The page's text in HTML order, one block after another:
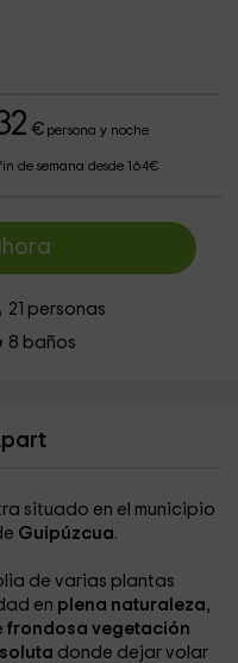
€persona y noche
de semana desde 164€
21
personas
8 baños
situado en el municipio
Guipúzcua.
de varias plantas
en plena naturaleza,
frondosa vegetación
donde dejar volar